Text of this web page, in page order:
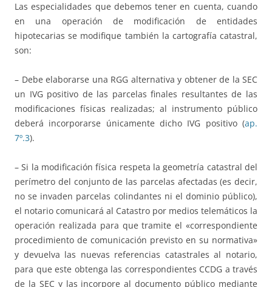
Las especialidades que debemos tener en cuenta, cuando
en una operación de modificación de entidades
hipotecarias se modifique también la cartografía catastral,
son:
– Debe elaborarse una RGG alternativa y obtener de la SEC
un IVG positivo de las parcelas finales resultantes de las
modificaciones físicas realizadas; al instrumento público
deberá incorporarse únicamente dicho IVG positivo (ap.
7º.3).
– Si la modificación física respeta la geometría catastral del
perímetro del conjunto de las parcelas afectadas (es decir,
no se invaden parcelas colindantes ni el dominio público),
el notario comunicará al Catastro por medios telemáticos la
operación realizada para que tramite el «correspondiente
procedimiento de comunicación previsto en su normativa»
y devuelva las nuevas referencias catastrales al notario,
para que este obtenga las correspondientes CCDG a través
de la SEC y las incorpore al documento público mediante